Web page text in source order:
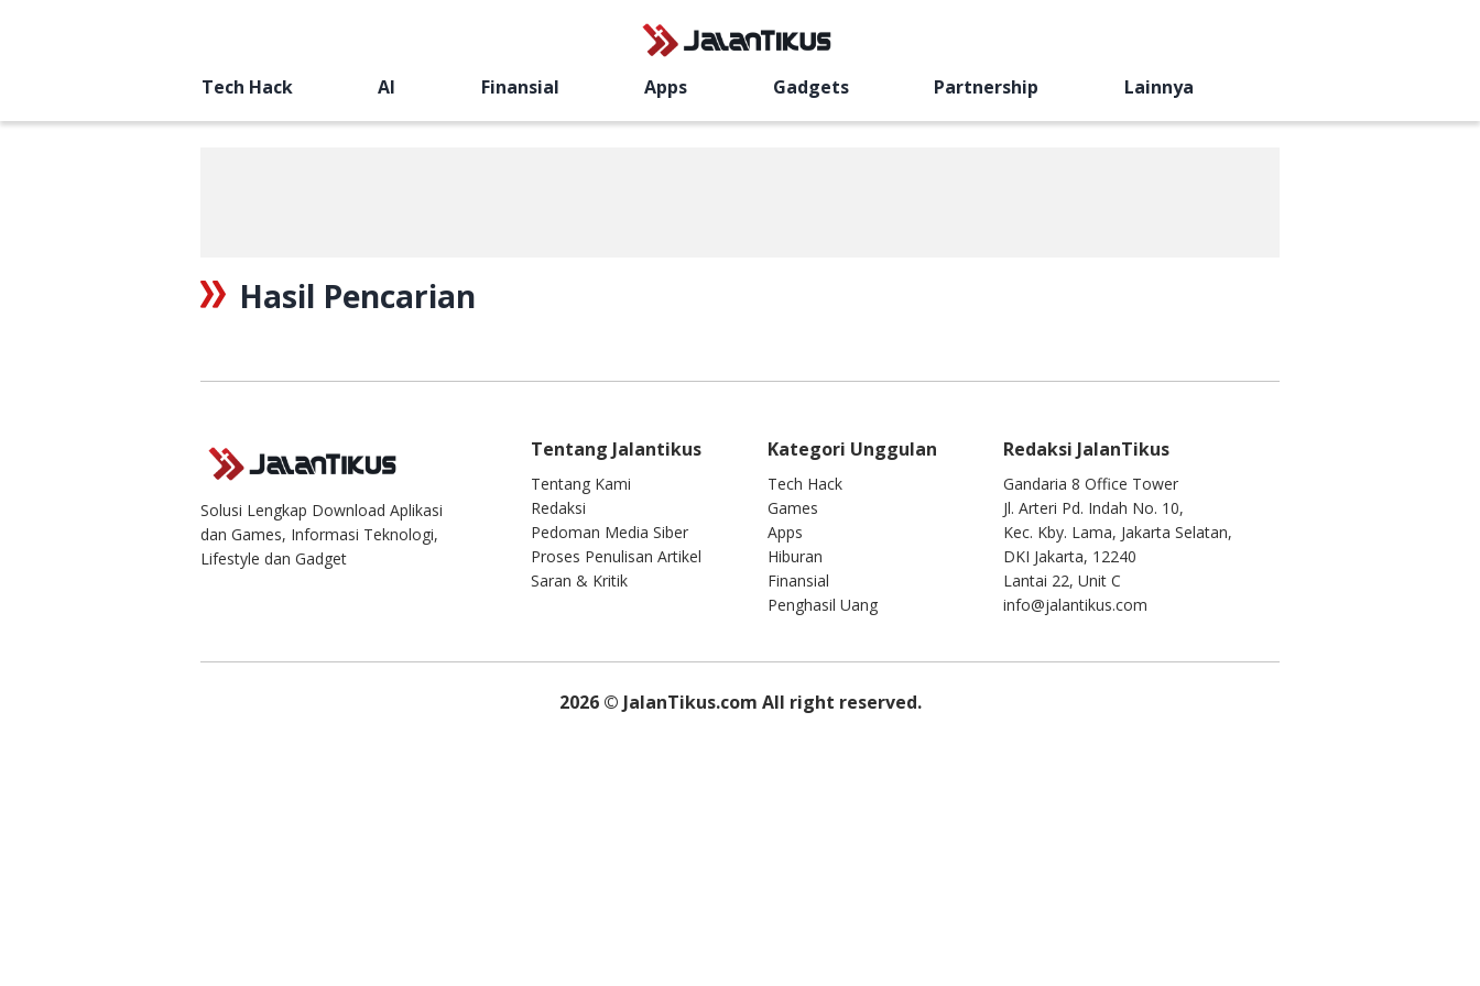
Tech Hack AI Finansial Apps Gadgets Partnership Lainnya
Hasil Pencarian
Solusi Lengkap Download Aplikasi
dan Games, Informasi Teknologi,
Lifestyle dan Gadget
Redaksi JalanTikus
Gandaria 8 Office Tower
Jl. Arteri Pd. Indah No. 10,
Kec. Kby. Lama, Jakarta Selatan,
DKI Jakarta, 12240
Lantai 22, Unit C
info@jalantikus.com
Tentang Jalantikus
Tentang Kami
Redaksi
Pedoman Media Siber
Proses Penulisan Artikel
Saran & Kritik
Kategori Unggulan
Tech Hack
Games
Apps
Hiburan
Finansial
Penghasil Uang
2026© JalanTikus.com All right reserved.